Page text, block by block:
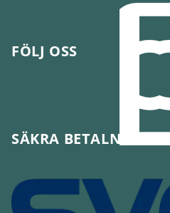
FÖLJ OSS
SÄKRA BETALNINGAR